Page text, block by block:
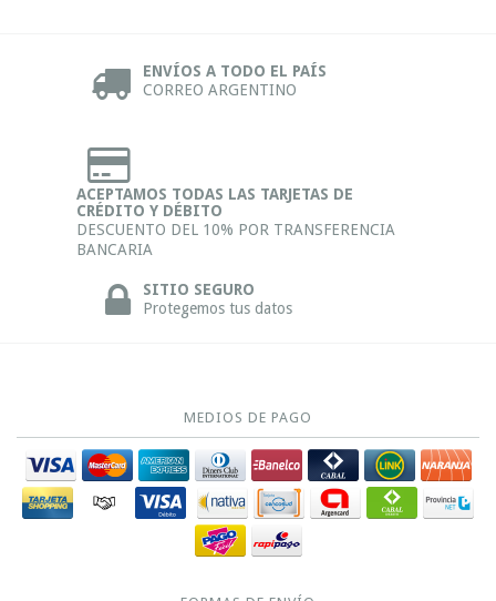
ENVÍOS A TODO EL PAÍS
CORREO ARGENTINO
ACEPTAMOS TODAS LAS TARJETAS DE
CRÉDITO Y DÉBITO
DESCUENTO DEL 10% POR TRANSFERENCIA
BANCARIA
SITIO SEGURO
Protegemos tus datos
MEDIOS DE PAGO